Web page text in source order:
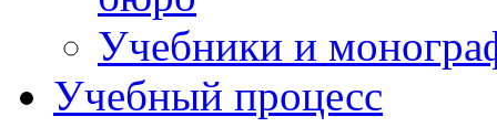
Учебники и
Учебный процесс